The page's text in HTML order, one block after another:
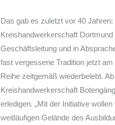
Das gab es zuletzt vor 40
Kreishandwerkerschaft
Geschäftsleitung und in
fast vergessene Tradition jetzt
Reihe zeitgemäß wiederbelebt.
Kreishandwerkerschaft
erledigen. „Mit der Initiative
weitläufigen Gelände des